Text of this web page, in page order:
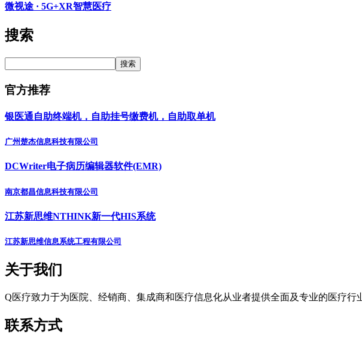
微视途 · 5G+XR智慧医疗
搜索
搜索
官方推荐
银医通自助终端机，自助挂号缴费机，自助取单机
广州楚杰信息科技有限公司
DCWriter电子病历编辑器软件(EMR)
南京都昌信息科技有限公司
江苏新思维NTHINK新一代HIS系统
江苏新思维信息系统工程有限公司
关于我们
Q医疗致力于为医院、经销商、集成商和医疗信息化从业者提供全面及专业的医疗
联系方式